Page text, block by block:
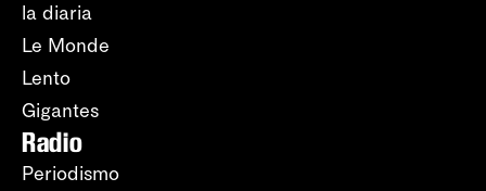
la diaria
Le Monde
Lento
Gigantes
Radio
Periodismo